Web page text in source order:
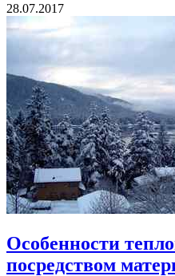
28.07.2017
Особенности
посредством